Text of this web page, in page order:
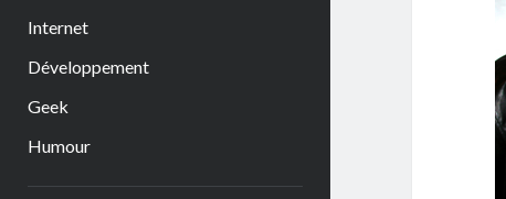
Internet
Développement
Geek
Humour